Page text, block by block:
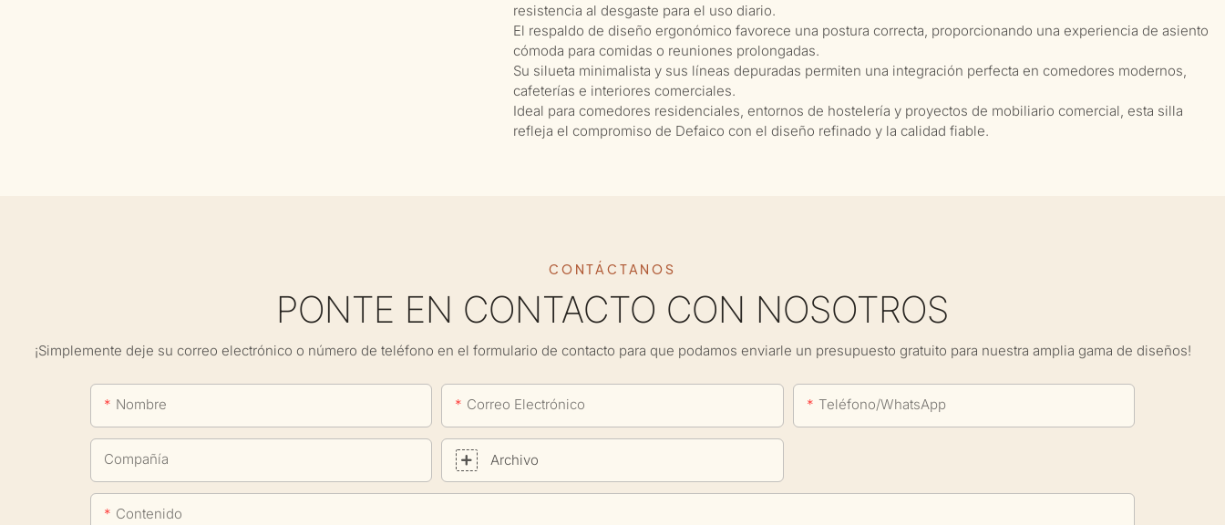
resistencia al desgaste para el uso diario.
El respaldo de diseño ergonómico favorece una postura correcta, proporcionando una experiencia de asiento
cómoda para comidas o reuniones prolongadas.
Su silueta minimalista y sus líneas depuradas permiten una integración perfecta en comedores modernos,
cafeterías e interiores comerciales.
Ideal para comedores residenciales, entornos de hostelería y proyectos de mobiliario comercial, esta silla
refleja el compromiso de Defaico con el diseño refinado y la calidad fiable.
CONTÁCTANOS
PONTE EN CONTACTO CON NOSOTROS
¡Simplemente deje su correo electrónico o número de teléfono en el formulario de contacto para que podamos enviarle un presupuesto gratuito para nuestra amplia gama de diseños!
Nombre Correo Electrónico Teléfono/WhatsApp
Compañía Archivo
Contenido